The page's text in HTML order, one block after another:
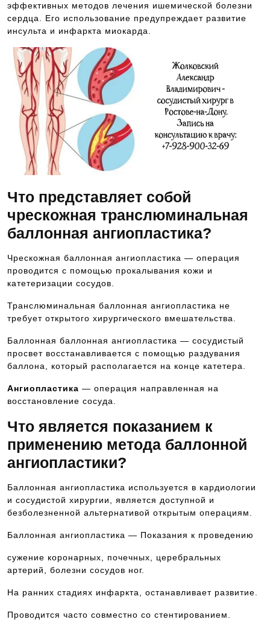
эффективных методов лечения ишемической болезни
сердца. Его использование предупреждает развитие
инсульта и инфаркта миокарда.
Что представляет собой
чрескожная транслюминальная
баллонная ангиопластика?
Чрескожная баллонная ангиопластика — операция
проводится с помощью прокалывания кожи и
катетеризации сосудов.
Транслюминальная баллонная ангиопластика не
требует открытого хирургического вмешательства.
Баллонная баллонная ангиопластика — сосудистый
просвет восстанавливается с помощью раздувания
баллона, который располагается на конце катетера.
Ангиопластика — операция направленная на
восстановление сосуда.
Что является показанием к
применению метода баллонной
ангиопластики?
Баллонная ангиопластика используется в кардиологии
и сосудистой хирургии, является доступной и
безболезненной альтернативой открытым операциям.
Баллонная ангиопластика — Показания к проведению
сужение коронарных, почечных, церебральных
артерий, болезни сосудов ног.
На ранних стадиях инфаркта, останавливает развитие.
Проводится часто совместно со стентированием.